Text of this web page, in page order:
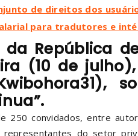
de direitos dos
para tradutores e
da República
(10 de
250 convidados, entre
representantes do setor